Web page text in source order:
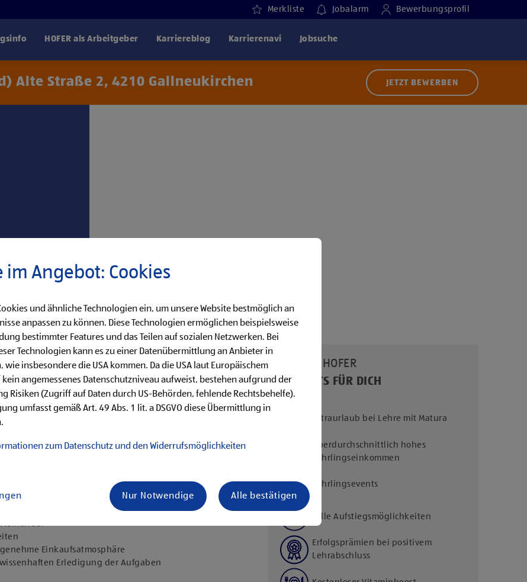
Merkliste Jobalarm Bewerbungsprofil
HOFER als Arbeitgeber Karriereblog Karrierenavi Jobsuche
Alte Straße 2, 4210 Gallneukirchen JETZT BEWERBEN
1. Lehrjahr €
, 3. Lehrjahr €
von Qualitätskontrollen
Aufgaben
erster Führungstätigkeiten
mitzugestalten
Einkaufsatmosphäre
Erledigung der Aufgaben
UNSERE HOFER
BENEFITS FÜR DICH
Extraurlaub bei Lehre mit Matura
Überdurchschnittlich hohes
Lehrlingseinkommen
Lehrlingsevents
Tolle Aufstiegsmöglichkeiten
Erfolgsprämien bei positivem
Lehrabschluss
im Angebot: Cookies
und ähnliche Technologien ein, um unsere Website bestmöglich an
anpassen zu können. Diese Technologien ermöglichen beispielsweise
bestimmter Features und das Teilen auf sozialen Netzwerken. Bei
Technologien kann es zu einer Datenübermittlung an Anbieter in
wie insbesondere die USA kommen. Da die USA laut Europäischem
kein angemessenes Datenschutzniveau aufweist, bestehen aufgrund der
Risiken (Zugriff auf Daten durch US-Behörden, fehlende Rechtsbehelfe).
umfasst gemäß Art. 49 Abs. 1 lit. a DSGVO diese Übermittlung in
zum Datenschutz und den Widerrufsmöglichkeiten
Nur Notwendige Alle bestätigen